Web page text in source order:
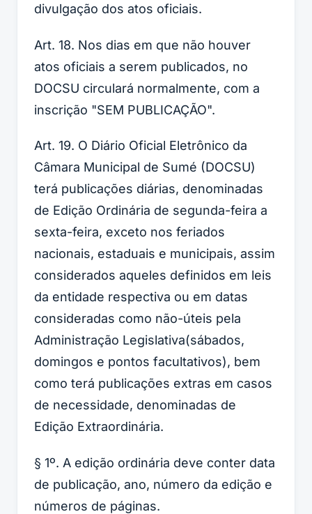
divulgação dos atos oficiais.
Art. 18. Nos dias em que não houver
atos oficiais a serem publicados, no
DOCSU circulará normalmente, com a
inscrição "SEM PUBLICAÇÃO".
Art. 19. O Diário Oficial Eletrônico da
Câmara Municipal de Sumé (DOCSU)
terá publicações diárias, denominadas
de Edição Ordinária de segunda-feira a
sexta-feira, exceto nos feriados
nacionais, estaduais e municipais, assim
considerados aqueles definidos em leis
da entidade respectiva ou em datas
consideradas como não-úteis pela
Administração Legislativa(sábados,
domingos e pontos facultativos), bem
como terá publicações extras em casos
de necessidade, denominadas de
Edição Extraordinária.
§ 1º. A edição ordinária deve conter data
de publicação, ano, número da edição e
números de páginas.